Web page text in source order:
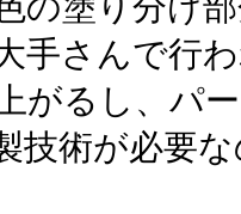
手さんで行
がるし、パ
技術が必要